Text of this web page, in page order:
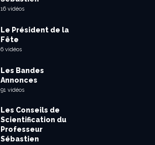
16 vidéos
Le Président de la
Fête
6 vidéos
Les Bandes
Annonces
91 vidéos
Les Conseils de
Scientification du
Professeur
Sébastien